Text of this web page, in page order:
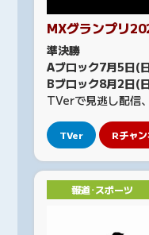
MXグランプリ
準決勝
Aブロック7月5日(
Bブロック8月2日(
TVerで見逃し配信
TVer Rチャ
報道･スポーツ